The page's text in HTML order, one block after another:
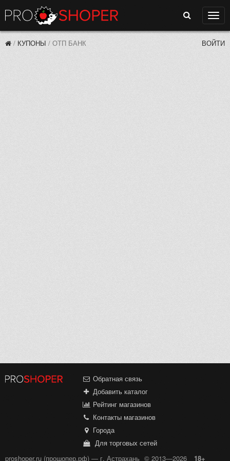
Поиск
/ КУПОНЫ / ОТП БАНК ВОЙТИ
Обратная связь
Добавить каталог
Рейтинг магазинов
Контакты магазинов
Города
Для торговых сетей
proshoper.ru (прошопер.рф) — г. Астрахань © 2013—2026 18+